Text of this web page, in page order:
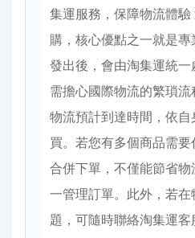
集運服務，保障物流體
購，核心優點之一就是
發出後，會由淘集運統
需擔心國際物流的繁瑣
物流預計到達時間，依
買。若您有多個商品需
合併下單，不僅能節省
一管理訂單。此外，若在
題，可隨時聯絡淘集運